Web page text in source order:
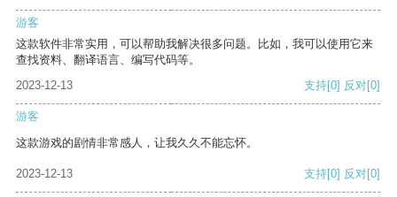
游客
这款软件非常实用，可以帮助我解决很多问题。比如，我可以使用它来
查找资料、翻译语言、编写代码等。
2023-12-13
支持[0] 反对[0]
游客
这款游戏的剧情非常感人，让我久久不能忘怀。
2023-12-13 支持[0] 反对[0]